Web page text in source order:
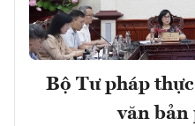
Bộ Tư pháp
văn bản